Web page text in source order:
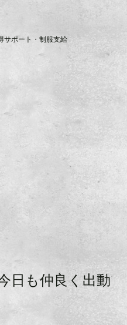
サポート・制服支給
日も仲良く出動